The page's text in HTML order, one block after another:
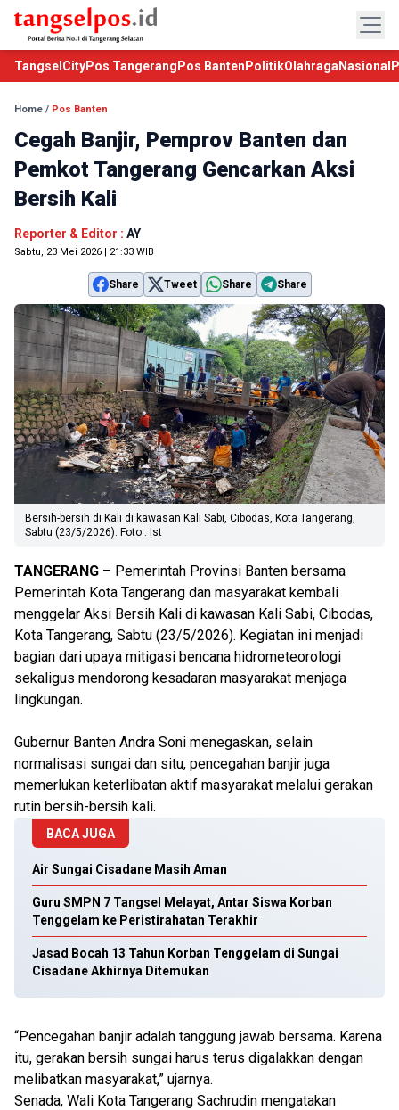
TangselCityPos Tangerang Pos Banten PolitikOlahraga Nasional
Home / Pos Banten
Cegah Banjir, Pemprov Banten dan
Pemkot Tangerang Gencarkan Aksi
Bersih Kali
Reporter & Editor : AY
Sabtu, 23 Mei 2026 | 21:33 WIB
Share Tweet Share Share
Bersih-bersih di Kali di kawasan Kali Sabi, Cibodas, Kota Tangerang,
Sabtu (23/5/2026). Foto : Ist
TANGERANG – Pemerintah Provinsi Banten bersama
Pemerintah Kota Tangerang dan masyarakat kembali
menggelar Aksi Bersih Kali di kawasan Kali Sabi, Cibodas,
Kota Tangerang, Sabtu (23/5/2026). Kegiatan ini menjadi
bagian dari upaya mitigasi bencana hidrometeorologi
sekaligus mendorong kesadaran masyarakat menjaga
lingkungan.
Gubernur Banten Andra Soni menegaskan, selain
normalisasi sungai dan situ, pencegahan banjir juga
memerlukan keterlibatan aktif masyarakat melalui gerakan
rutin bersih-bersih kali.
BACA JUGA
Air Sungai Cisadane Masih Aman
Guru SMPN 7 Tangsel Melayat, Antar Siswa Korban
Tenggelam ke Peristirahatan Terakhir
Jasad Bocah 13 Tahun Korban Tenggelam di Sungai
Cisadane Akhirnya Ditemukan
“Pencegahan banjir adalah tanggung jawab bersama. Karena
itu, gerakan bersih sungai harus terus digalakkan dengan
melibatkan masyarakat,” ujarnya.
Senada, Wali Kota Tangerang Sachrudin mengatakan